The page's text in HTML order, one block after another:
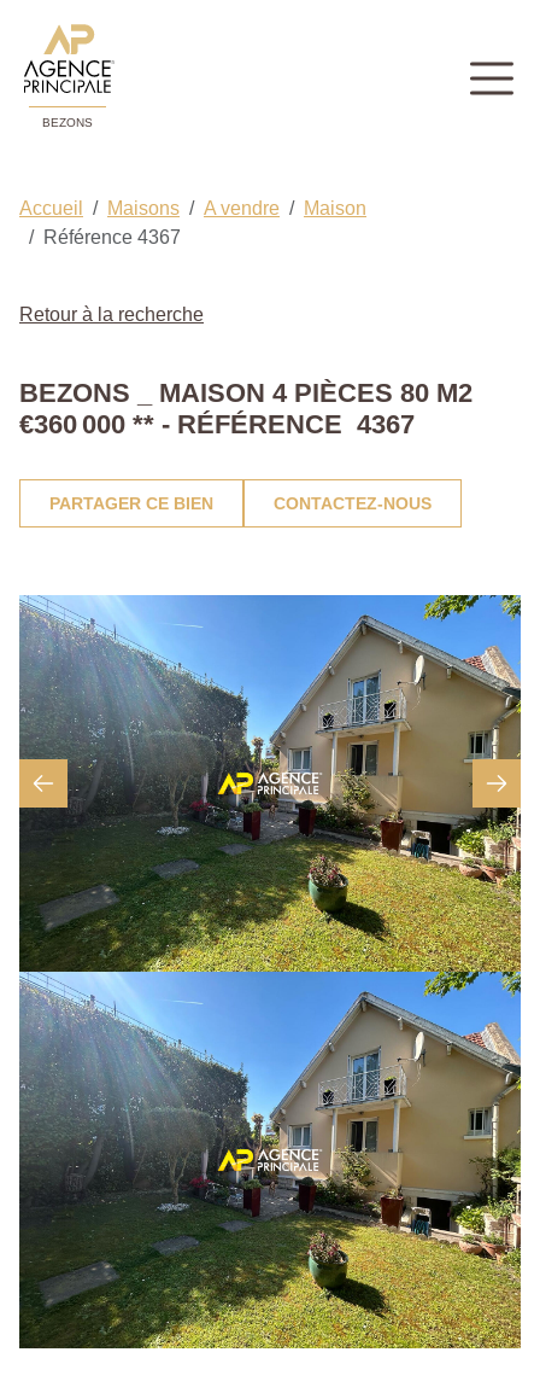
BEZONS
Accueil Maisons A vendre
Maison
Référence 4367
Retour à la recherche
BEZONS _ MAISON 4 PIÈCES 80 M2
€360 000 ** - RÉFÉRENCE 4367
PARTAGER CE BIEN CONTACTEZ-NOUS